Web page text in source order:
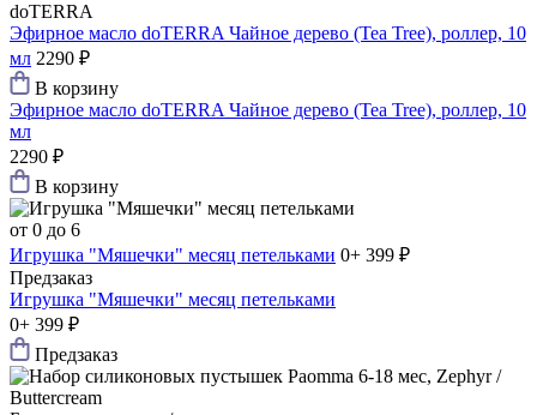
doTERRA
Эфирное масло doTERRA Чайное дерево (Tea Tree), роллер, 10
мл 2290 ₽
В корзину
Эфирное масло doTERRA Чайное дерево (Tea Tree), роллер, 10
мл
2290 ₽
В корзину
от 0 до 6
Игрушка "Мяшечки" месяц петельками 0+ 399 ₽
Предзаказ
Игрушка "Мяшечки" месяц петельками
0+ 399 ₽
Предзаказ